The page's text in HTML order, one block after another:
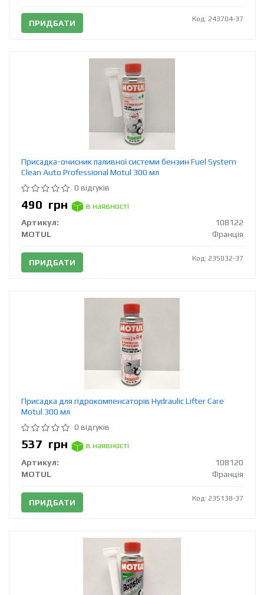
ПРИДБАТИ Код: 243704-37
Присадка-очисник паливної системи бензин Fuel System
Clean Auto Professional Motul 300 мл
0 відгуків
490 грн
в наявності
Артикул:
108122
MOTUL
Франція
ПРИДБАТИ Код: 235032-37
Присадка для гідрокомпенсаторів Hydraulic Lifter Care
Motul 300 мл
0 відгуків
537 грн
в наявності
Артикул:
108120
MOTUL
Франція
ПРИДБАТИ Код: 235138-37